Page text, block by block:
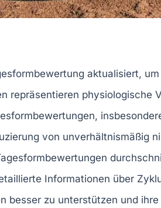
aktualisiert,
repräsentieren physiologische
von unverhältnismäßig
Informationen über
besser zu unterstützen und ihre